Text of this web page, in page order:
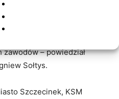
również
– powiedział
Sołtys.
Szczecinek, KSM